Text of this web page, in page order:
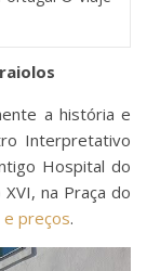
a história e
Interpretativo
Hospital do
na Praça do
preços.